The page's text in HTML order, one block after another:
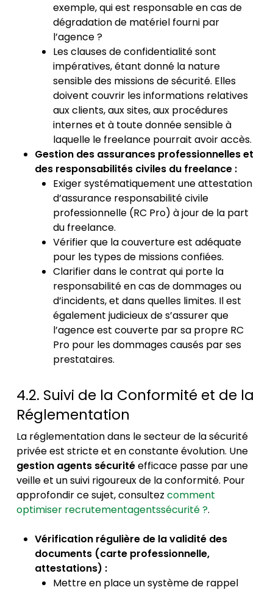
exemple, qui est responsable en cas de
dégradation de matériel fourni par
l’agence ?
Les clauses de confidentialité sont
impératives, étant donné la nature
sensible des missions de sécurité. Elles
doivent couvrir les informations relatives
aux clients, aux sites, aux procédures
internes et à toute donnée sensible à
laquelle le freelance pourrait avoir accès.
Gestion des assurances professionnelles et
des responsabilités civiles du freelance :
Exiger systématiquement une attestation
d’assurance responsabilité civile
professionnelle (RC Pro) à jour de la part
du freelance.
Vérifier que la couverture est adéquate
pour les types de missions confiées.
Clarifier dans le contrat qui porte la
responsabilité en cas de dommages ou
d’incidents, et dans quelles limites. Il est
également judicieux de s’assurer que
l’agence est couverte par sa propre RC
Pro pour les dommages causés par ses
prestataires.
4.2. Suivi de la Conformité et de la
Réglementation
La réglementation dans le secteur de la sécurité
privée est stricte et en constante évolution. Une
gestion agents sécuritéefficace passe par une
veille et un suivi rigoureux de la conformité. Pour
approfondir ce sujet, consultez comment
optimiser recrutementagentssécurité ?.
Vérification régulière de la validité des
documents (carte professionnelle,
attestations) :
Mettre en place un système de rappel